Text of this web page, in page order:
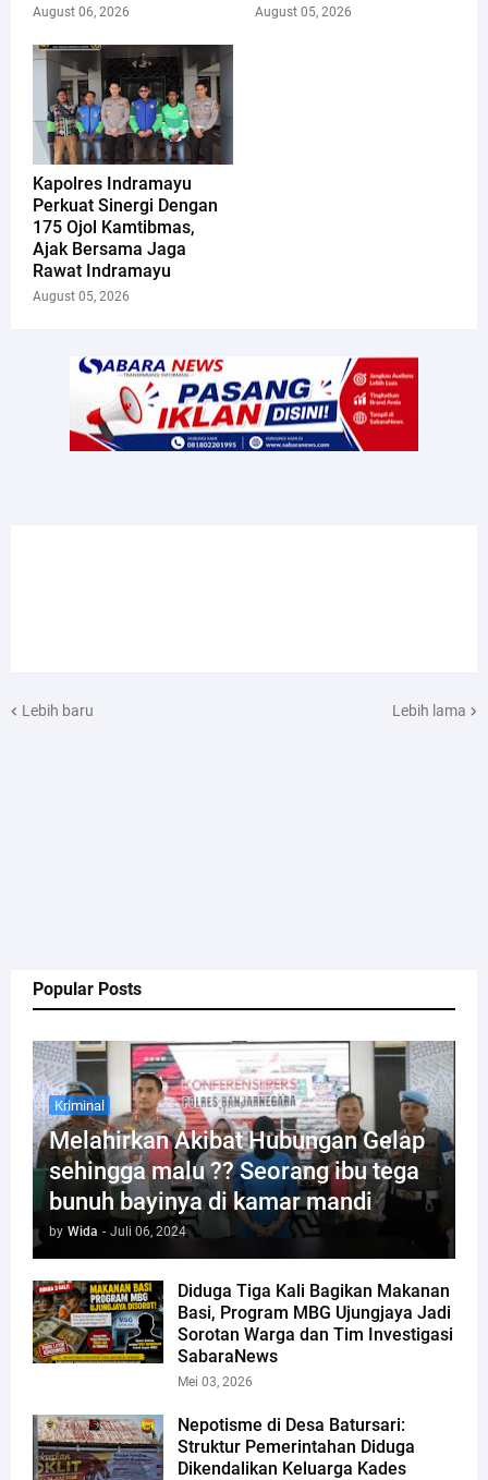
Popular Posts
Kriminal
Melahirkan Akibat Hubungan Gelap
sehingga malu ?? Seorang ibu tega
bunuh bayinya di kamar mandi
by Wida - Juli 06, 2024
Diduga Tiga Kali Bagikan Makanan
Basi, Program MBG Ujungjaya Jadi
Sorotan Warga dan Tim Investigasi
SabaraNews
Mei 03, 2026
Nepotisme di Desa Batursari:
Struktur Pemerintahan Diduga
Dikendalikan Keluarga Kades
August 06, 2026 August 05, 2026
Kapolres Indramayu
Perkuat Sinergi Dengan
175 Ojol Kamtibmas,
Ajak Bersama Jaga
Rawat Indramayu
August 05, 2026
Lebih baru Lebih lama